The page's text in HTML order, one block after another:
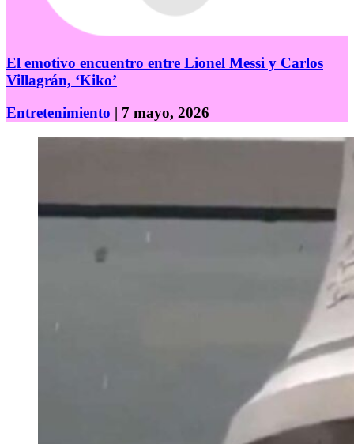
El emotivo encuentro entre Lionel Messi y Carlos
Villagrán, ‘Kiko’
Entretenimiento | 7 mayo, 2026